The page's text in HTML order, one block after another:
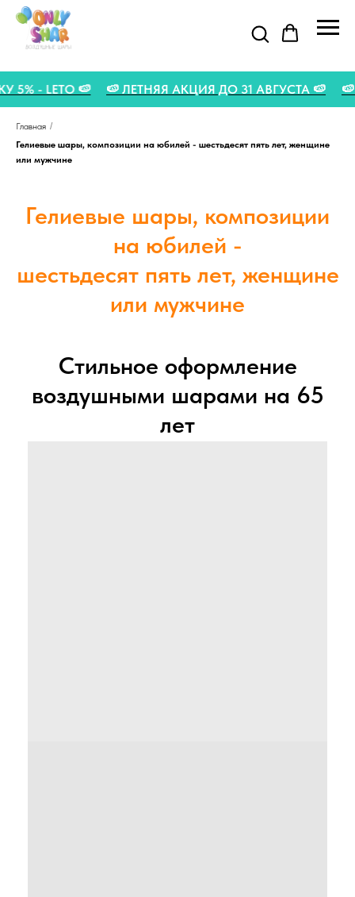
5% - LETO 🍉 🍉 ЛЕТНЯЯ АКЦИЯ ДО 31 АВГУСТА 🍉
Главная /
Гелиевые шары, композиции на юбилей - шестьдесят пять лет, женщине
или мужчине
Гелиевые шары, композиции
на юбилей -
шестьдесят пять лет, женщине
или мужчине
Стильное оформление
воздушными шарами на 65
лет